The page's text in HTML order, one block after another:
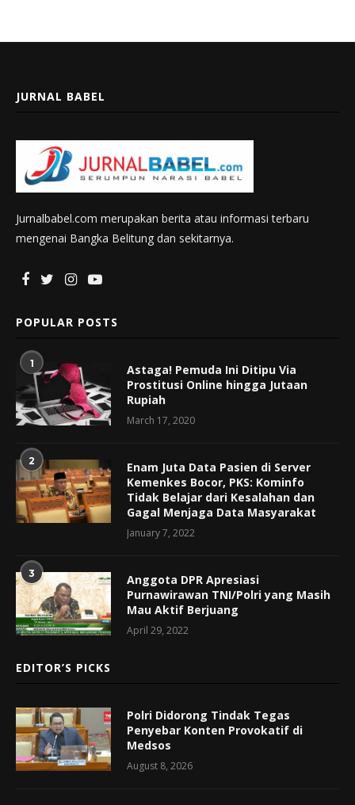
JURNAL BABEL
Jurnalbabel.com merupakan berita atau informasi terbaru
mengenai Bangka Belitung dan sekitarnya.
POPULAR POSTS
1
Astaga! Pemuda Ini Ditipu Via
Prostitusi Online hingga Jutaan
Rupiah
March 17, 2020
2
Enam Juta Data Pasien di Server
Kemenkes Bocor, PKS: Kominfo
Tidak Belajar dari Kesalahan dan
Gagal Menjaga Data Masyarakat
January 7, 2022
3
Anggota DPR Apresiasi
Purnawirawan TNI/Polri yang Masih
Mau Aktif Berjuang
April 29, 2022
EDITOR’S PICKS
Polri Didorong Tindak Tegas
Penyebar Konten Provokatif di
Medsos
August 8, 2026